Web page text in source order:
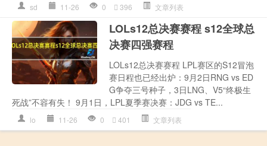
sd 11-26 0 396 文章列表
LOLs12总决赛赛程 s12全球总
决赛四强赛程
LOLs12总决赛赛程 LPL赛区的S12冒泡
赛日程也已经出炉：9月2日RNG vs ED
G争夺三号种子，3日LNG、V5“终极生
死战”不容有失！ 9月1日，LPL夏季赛决赛：JDG vs TE...
lo 11-26 0 401 文章列表